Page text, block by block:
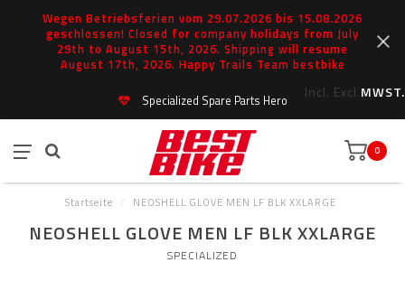
Wegen Betriebsferien vom 29.07.2026 bis 15.08.2026
geschlossen! Closed for company holidays from July
29th to August 15th, 2026. Shipping will resume
August 17th, 2026. Happy Trails Team bestbike
Incl. Excl.MWST.
Specialized Spare Parts Hero
0
Startseite / NEOSHELL GLOVE MEN LF BLK XXLARGE
NEOSHELL GLOVE MEN LF BLK XXLARGE
SPECIALIZED